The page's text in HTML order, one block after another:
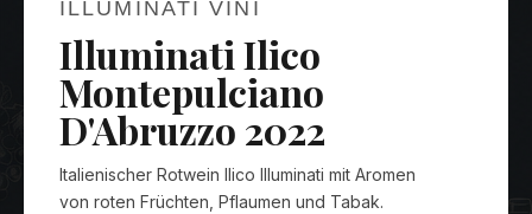
ILLUMINATI VINI
Illuminati Ilico
Montepulciano
D'Abruzzo 2022
Italienischer Rotwein Ilico Illuminati mit Aromen
von roten Früchten, Pflaumen und Tabak.